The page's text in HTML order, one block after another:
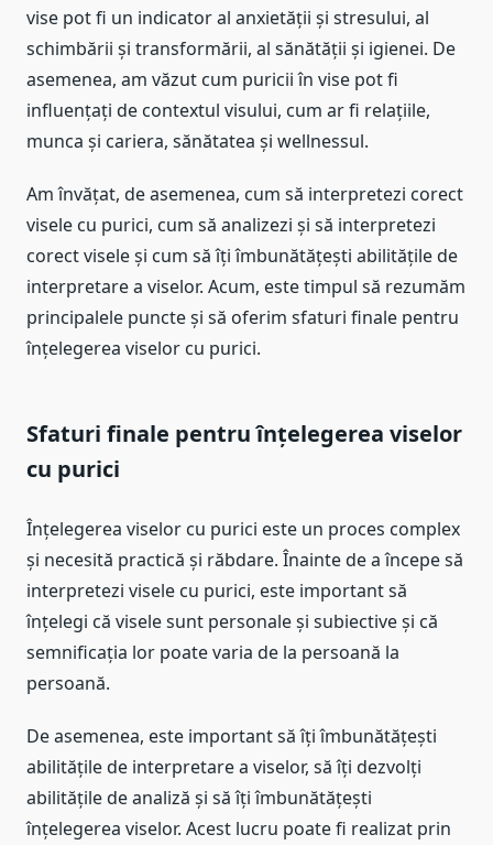
vise pot fi un indicator al anxietății și stresului, al
schimbării și transformării, al sănătății și igienei. De
asemenea, am văzut cum puricii în vise pot fi
influențați de contextul visului, cum ar fi relațiile,
munca și cariera, sănătatea și wellnessul.
Am învățat, de asemenea, cum să interpretezi corect
visele cu purici, cum să analizezi și să interpretezi
corect visele și cum să îți îmbunătățești abilitățile de
interpretare a viselor. Acum, este timpul să rezumăm
principalele puncte și să oferim sfaturi finale pentru
înțelegerea viselor cu purici.
Sfaturi finale pentru înțelegerea viselor
cu purici
Înțelegerea viselor cu purici este un proces complex
și necesită practică și răbdare. Înainte de a începe să
interpretezi visele cu purici, este important să
înțelegi că visele sunt personale și subiective și că
semnificația lor poate varia de la persoană la
persoană.
De asemenea, este important să îți îmbunătățești
abilitățile de interpretare a viselor, să îți dezvolți
abilitățile de analiză și să îți îmbunătățești
înțelegerea viselor. Acest lucru poate fi realizat prin